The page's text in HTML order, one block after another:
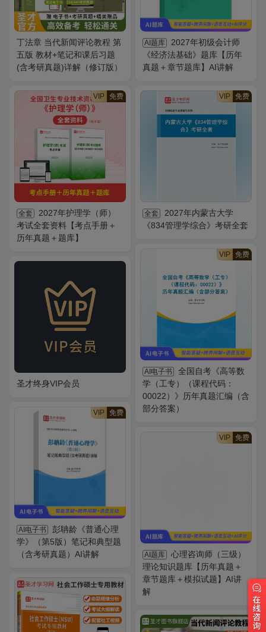
丁法章 当代新闻评论教程 第
五版 教材+笔记和课后习题
(含考研真题)详解（修订版）
AI题库
2027年初级会计师
《经济法基础》题库【历年
真题＋章节题库】AI讲解
VIP 免费
全套
2027年护理学（师）
考试全套资料【考点手册＋
历年真题＋题库】
VIP 免费
全套
2027年内蒙古大学
《834管理学综合》考研全套
VIP 免费
AI电子书
全国自考《高等数
学（工专）（课程代码：
00022）》历年真题汇编（含
部分答案）
圣才终身VIP会员
VIP 免费
AI电子书
彭聃龄《普通心理
学》（第5版）笔记和典型题
（含考研真题）AI讲解
VIP 免费
AI题库
心理咨询师（三级）
理论知识题库【历年真题＋
章节题库＋模拟试题】AI讲
解